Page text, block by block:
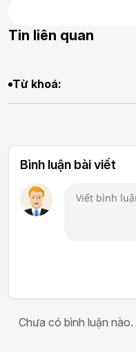
Tin liên quan
Từ khoá:
Bình luận bài viết
Chưa có bình luận